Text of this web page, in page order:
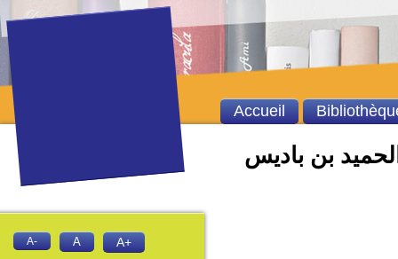
بن باديس
Accueil
A- A A+